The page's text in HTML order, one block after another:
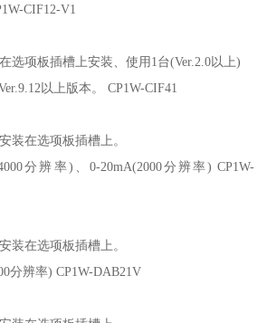
CIF12-V1
选项板插槽上安装、使用1台(Ver.2.0以上)
以上版本。 CP1W-CIF41
装在选项板插槽上。
分辨率)、0-20mA(2000分辨率) CP1W-
装在选项板插槽上。
分辨率) CP1W-DAB21V